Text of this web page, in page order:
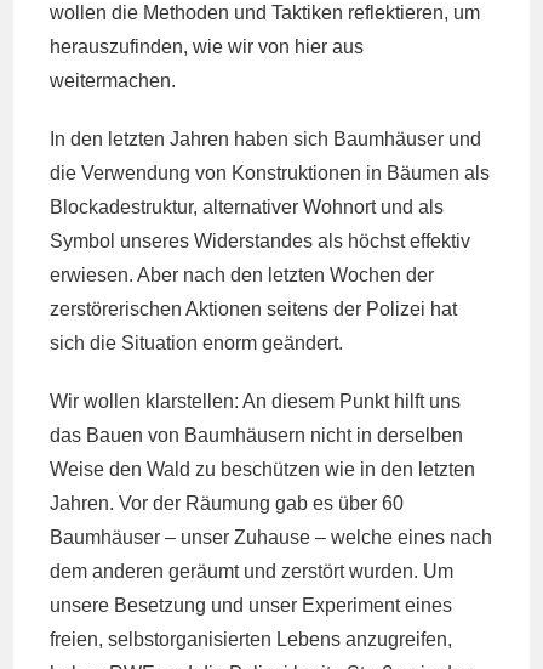
wollen die Methoden und Taktiken reflektieren, um
herauszufinden, wie wir von hier aus
weitermachen.
In den letzten Jahren haben sich Baumhäuser und
die Verwendung von Konstruktionen in Bäumen als
Blockadestruktur, alternativer Wohnort und als
Symbol unseres Widerstandes als höchst effektiv
erwiesen. Aber nach den letzten Wochen der
zerstörerischen Aktionen seitens der Polizei hat
sich die Situation enorm geändert.
Wir wollen klarstellen: An diesem Punkt hilft uns
das Bauen von Baumhäusern nicht in derselben
Weise den Wald zu beschützen wie in den letzten
Jahren. Vor der Räumung gab es über 60
Baumhäuser – unser Zuhause – welche eines nach
dem anderen geräumt und zerstört wurden. Um
unsere Besetzung und unser Experiment eines
freien, selbstorganisierten Lebens anzugreifen,